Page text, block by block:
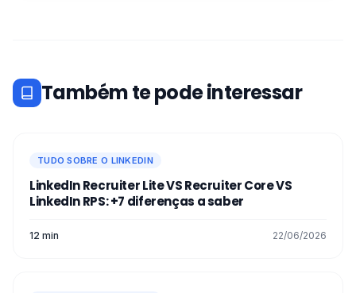
Também te pode interessar
TUDO SOBRE O LINKEDIN
LinkedIn Recruiter Lite VS Recruiter Core VS
LinkedIn RPS: +7 diferenças a saber
12 min 22/06/2026